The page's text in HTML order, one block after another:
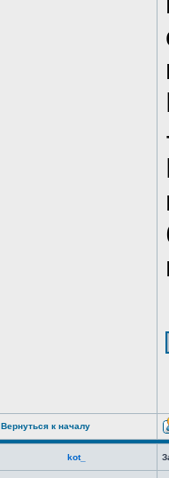
Вернуться к началу
kot_